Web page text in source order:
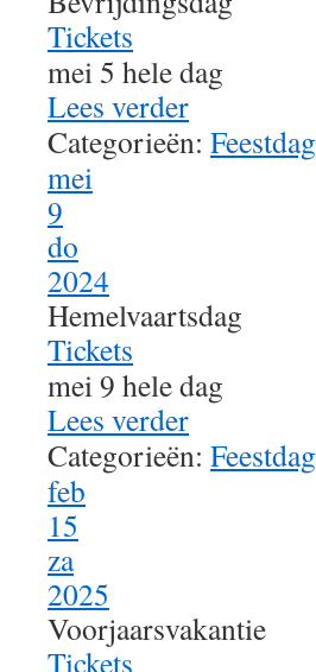
Tickets
mei 5 hele dag
Lees verder
Categorieën: Feestdag
mei
9
do
2024
Hemelvaartsdag
Tickets
mei 9 hele dag
Lees verder
Categorieën: Feestdag
feb
15
za
2025
Voorjaarsvakantie
Tickets